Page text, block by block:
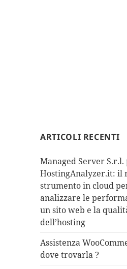
ARTICOLI RECENTI
Managed Server
HostingAnalyzer.it: il
strumento in cloud
analizzare le
un sito web e la
dell’hosting
Assistenza
dove trovarla ?